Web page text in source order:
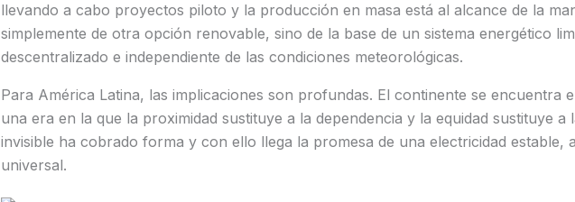
llevando a cabo proyectos piloto y la producción en masa está al alcance de la
simplemente de otra opción renovable, sino de la base de un sistema energético
descentralizado e independiente de las condiciones meteorológicas.
Para América Latina, las implicaciones son profundas. El continente se encuentra
una era en la que la proximidad sustituye a la dependencia y la equidad sustituye a
invisible ha cobrado forma y con ello llega la promesa de una electricidad estable,
universal.